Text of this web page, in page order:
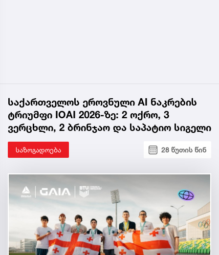
საქართველოს ეროვნული AI ნაკრების
ტრიუმფი IOAI 2026-ზე: 2 ოქრო, 3
ვერცხლი, 2 ბრინჯაო და საპატიო სიგელი
საზოგადოება 28 წუთის წინ